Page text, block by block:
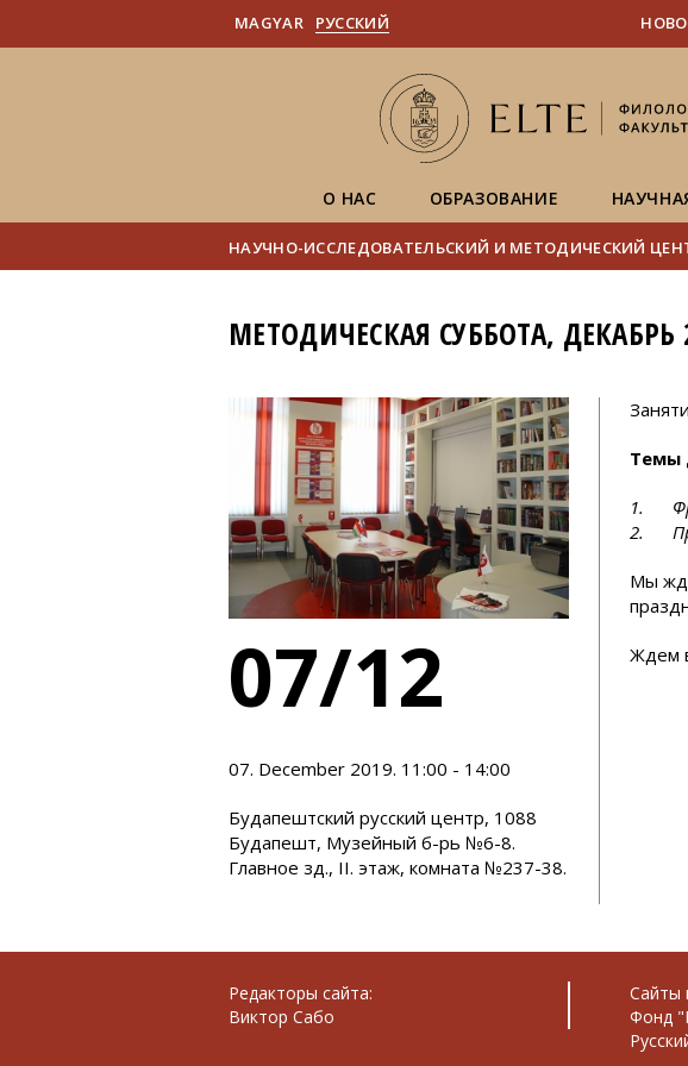
MAGYAR PУССКИЙ
О НАС ОБРАЗОВАНИЕ
НАУЧНО-ИССЛЕДОВАТЕЛЬСКИЙ И МЕТОДИЧЕСКИЙ
МЕТОДИЧЕСКАЯ СУББОТА, ДЕКАБРЬ
07/12
07. December 2019. 11:00 - 14:00
Будапештский русский центр, 1088
Будапешт, Музейный б-рь №6-8.
Главное зд., II. этаж, комната №237-38.
Темы
1.
2.
Мы
Ждем
Редакторы сайта:
Виктор Сабо
Сайты
Фонд